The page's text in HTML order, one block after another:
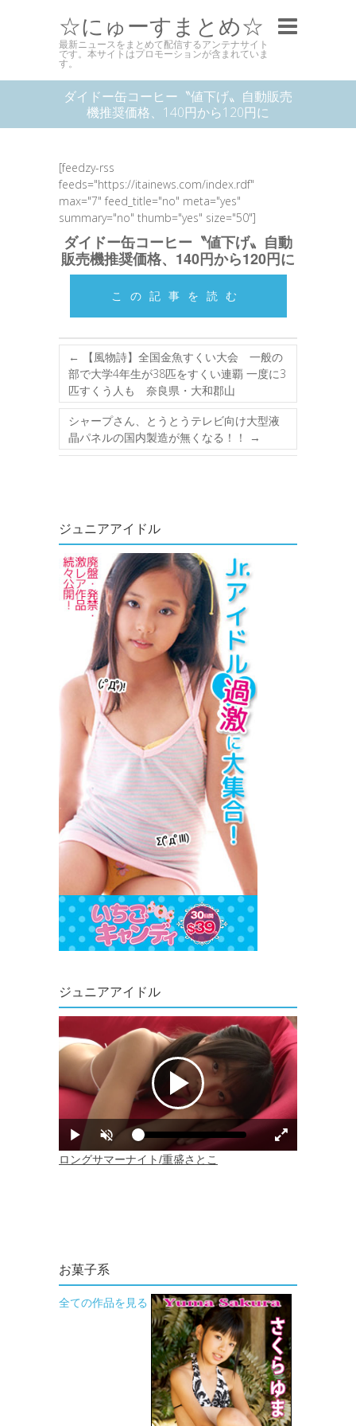
☆にゅーすまとめ☆
最新ニュースをまとめて配信するアンテナサイト
です。本サイトはプロモーションが含まれていま
す。
ダイドー缶コーヒー〝値下げ〟自動販売
機推奨価格、140円から120円に
[feedzy-rss
feeds="https://itainews.com/index.rdf"
max="7" feed_title="no" meta="yes"
summary="no" thumb="yes" size="50"]
ダイドー缶コーヒー〝値下げ〟自動
販売機推奨価格、140円から120円に
この記事を読む
←
【風物詩】全国金魚すくい大会 一般の
部で大学4年生が38匹をすくい連覇 一度に3
匹すくう人も 奈良県・大和郡山
シャープさん、とうとうテレビ向け大型液
晶パネルの国内製造が無くなる！！
→
ジュニアアイドル
ジュニアアイドル
お菓子系
全ての作品を見る